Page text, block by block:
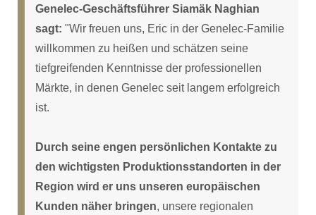
Genelec-Geschäftsführer Siamäk Naghian
sagt: "Wir freuen uns, Eric in der Genelec-Familie
willkommen zu heißen und schätzen seine
tiefgreifenden Kenntnisse der professionellen
Märkte, in denen Genelec seit langem erfolgreich
ist.
Durch seine engen persönlichen Kontakte zu
den wichtigsten Produktionsstandorten in der
Region wird er uns unseren europäischen
Kunden näher bringen, unsere regionalen